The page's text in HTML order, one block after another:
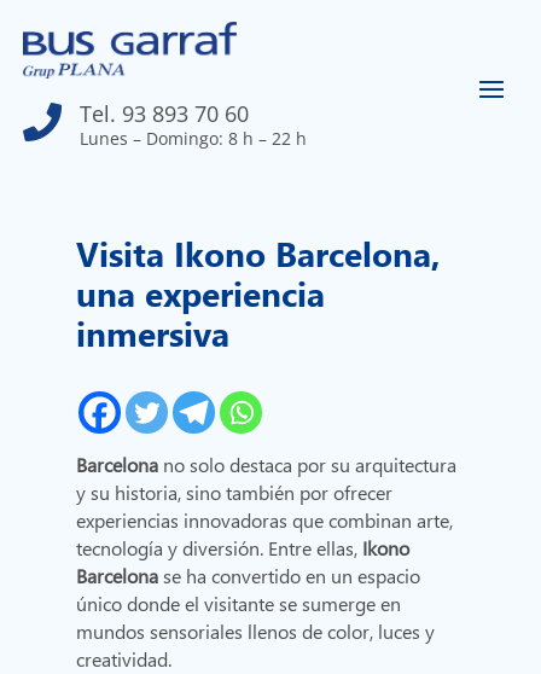
 Tel. 93 893 70 60
Lunes – Domingo: 8 h – 22 h
Visita Ikono Barcelona,
una experiencia
inmersiva
Barcelona no solo destaca por su arquitectura
y su historia, sino también por ofrecer
experiencias innovadoras que combinan arte,
tecnología y diversión. Entre ellas, Ikono
Barcelonase ha convertido en un espacio
único donde el visitante se sumerge en
mundos sensoriales llenos de color, luces y
creatividad.